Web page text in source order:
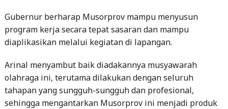
Gubernur berharap Musorprov mampu menyusun
program kerja secara tepat sasaran dan mampu
diaplikasikan melalui kegiatan di lapangan.
Arinal menyambut baik diadakannya musyawarah
olahraga ini, terutama dilakukan dengan seluruh
tahapan yang sungguh-sungguh dan profesional,
sehingga mengantarkan Musorprov ini menjadi produk